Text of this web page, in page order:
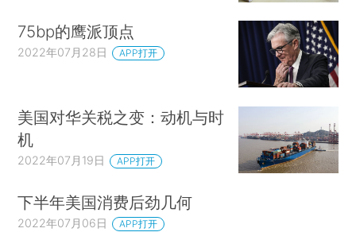
75bp的鹰派顶点
2022年07月28日 APP打开
美国对华关税之变：动机与时
机
2022年07月19日 APP打开
下半年美国消费后劲几何
2022年07月06日 APP打开